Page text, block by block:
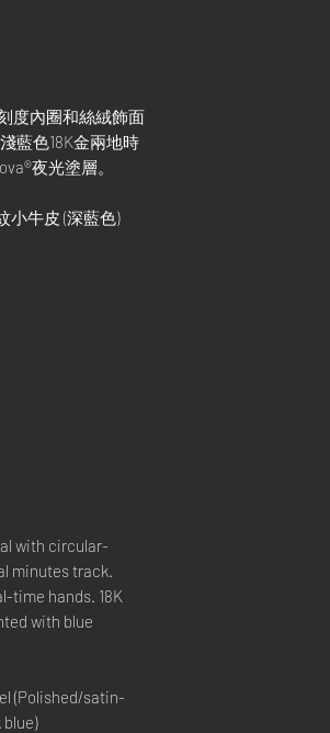
度內圈和絲絨飾面
藍色18K金兩地時
夜光塗層。
小牛皮 (深藍色)
with circular-
minutes track.
time hands. 18K
with blue
(Polished/satin-